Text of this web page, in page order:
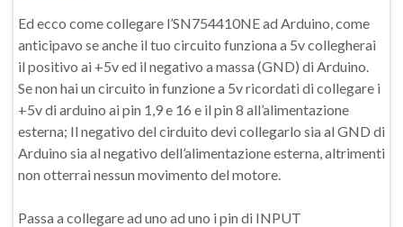
Ed ecco come collegare l’SN754410NE ad Arduino, come
anticipavo se anche il tuo circuito funziona a 5v collegherai
il positivo ai +5v ed il negativo a massa (GND) di Arduino.
Se non hai un circuito in funzione a 5v ricordati di collegare i
+5v di arduino ai pin 1,9 e 16 e il pin 8 all’alimentazione
esterna; Il negativo del cirduito devi collegarlo sia al GND di
Arduino sia al negativo dell’alimentazione esterna, altrimenti
non otterrai nessun movimento del motore.
Passa a collegare ad uno ad uno i pin di INPUT